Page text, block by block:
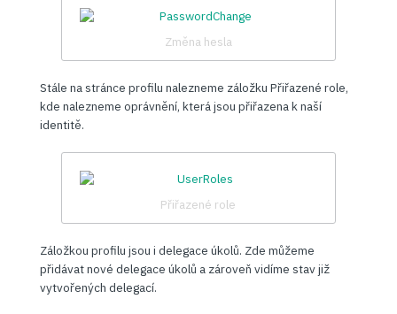
Změna hesla
Stále na stránce profilu nalezneme záložku Přiřazené role,
kde nalezneme oprávnění, která jsou přiřazena k naší
identitě.
Přiřazené role
Záložkou profilu jsou i delegace úkolů. Zde můžeme
přidávat nové delegace úkolů a zároveň vidíme stav již
vytvořených delegací.